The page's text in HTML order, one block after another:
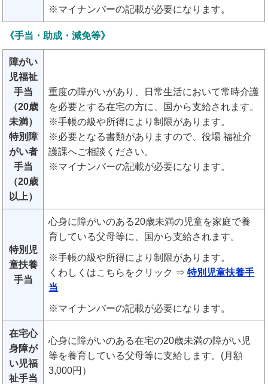
※マイナンバーの記載が必要になります。
《手当・助成・減免等》
障がい
児福祉
手当
（20歳
未満）
特別障
がい者
手当
（20歳
以上）
重度の障がいがあり、日常生活において常時介護
を必要とする在宅の方に、国から支給されます。
※手帳の級や所得により制限があります。
※必要となる書類がありますので、役場 福祉介
護課へご相談ください。
※マイナンバーの記載が必要になります。
特別児
童扶養
手当
心身に障がいのある20歳未満の児童を家庭で養
育している父母等に、国から支給されます。
※手帳の級や所得により制限があります。
くわしくはこちらをクリック ⇒ 特別児童扶養手
当
※マイナンバーの記載が必要になります。
在宅心
身障が
い児福
祉手当
心身に障がいのある在宅の20歳未満の障がい児
等を養育している父母等に支給します。(月額
3,000円）